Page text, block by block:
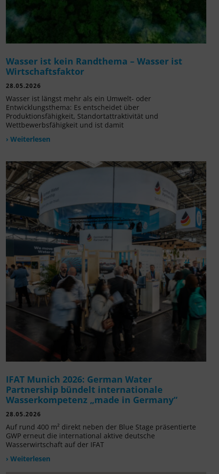
Wasser ist kein Randthema – Wasser ist
Wirtschaftsfaktor
28.05.2026
Wasser ist längst mehr als ein Umwelt- oder
Entwicklungsthema: Es entscheidet über
Produktionsfähigkeit, Standortattraktivität und
Wettbewerbsfähigkeit und ist damit
› Weiterlesen
IFAT Munich 2026: German Water
Partnership bündelt internationale
Wasserkompetenz „made in Germany“
28.05.2026
Auf rund 400 m² direkt neben der Blue Stage präsentierte
GWP erneut die international aktive deutsche
Wasserwirtschaft auf der IFAT
› Weiterlesen